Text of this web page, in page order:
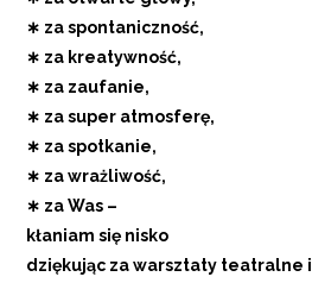
∗ za spontaniczność,
∗ za kreatywność,
∗ za zaufanie,
∗ za super atmosferę,
∗ za spotkanie,
∗ za wrażliwość,
∗ za Was –
kłaniam się nisko
dziękując za warsztaty teatralne i